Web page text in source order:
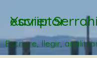
Xavier Serrahima: escriptor
Escriure, llegir,